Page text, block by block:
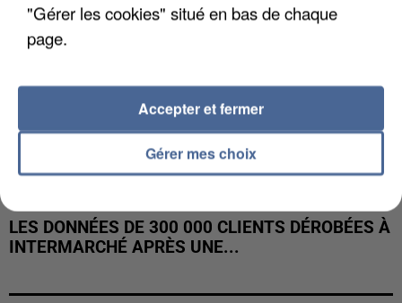
LES DONNÉES DE 300 000 CLIENTS DÉROBÉES À
INTERMARCHÉ APRÈS UNE...
"Gérer les cookies" situé en bas de chaque
page.
Gérer mes choix
Accepter et fermer